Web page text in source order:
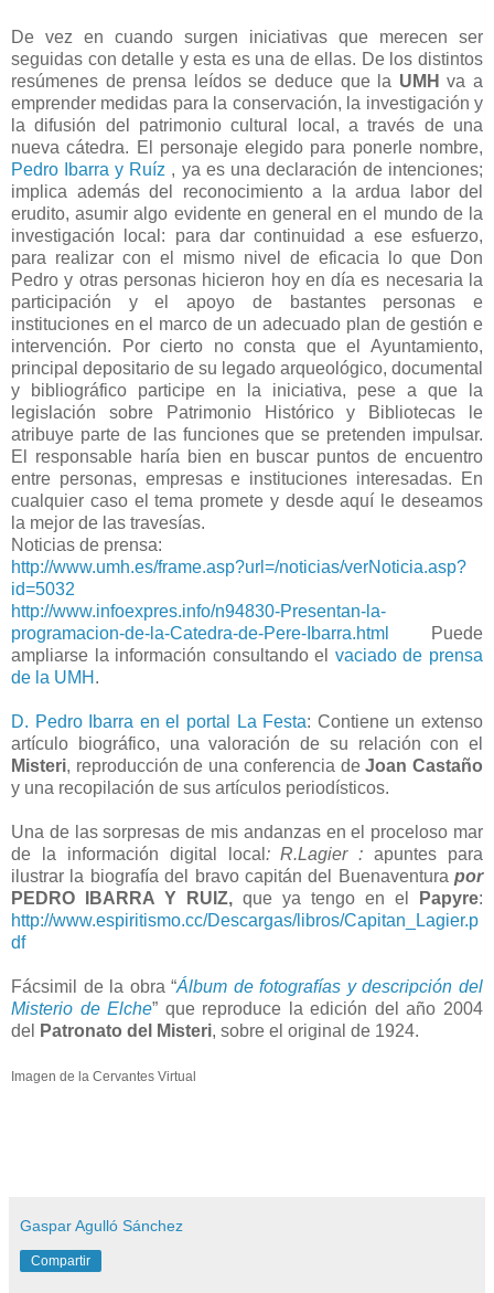
De vez en cuando surgen iniciativas que merecen ser
seguidas con detalle y esta es una de ellas. De los distintos
resúmenes de prensa leídos se deduce que la UMHva a
emprender medidas para la conservación, la investigación y
la difusión del patrimonio cultural local, a través de una
nueva cátedra. El personaje elegido para ponerle nombre,
Pedro Ibarra y Ruíz , ya es una declaración de intenciones;
implica además del reconocimiento a la ardua labor del
erudito, asumir algo evidente en general en el mundo de la
investigación local: para dar continuidad a ese esfuerzo,
para realizar con el mismo nivel de eficacia lo que Don
Pedro y otras personas hicieron hoy en día es necesaria la
participación y el apoyo de bastantes personas e
instituciones en el marco de un adecuado plan de gestión e
intervención. Por cierto no consta que el Ayuntamiento,
principal depositario de su legado arqueológico, documental
y bibliográfico participe en la iniciativa, pese a que la
legislación sobre Patrimonio Histórico y Bibliotecas le
atribuye parte de las funciones que se pretenden impulsar.
El responsable haría bien en buscar puntos de encuentro
entre personas, empresas e instituciones interesadas. En
cualquier caso el tema promete y desde aquí le deseamos
la mejor de las travesías.
Noticias de prensa:
http://www.umh.es/frame.asp?url=/noticias/verNoticia.asp?
id=5032
http://www.infoexpres.info/n94830-Presentan-la-
programacion-de-la-Catedra-de-Pere-Ibarra.html
Puede
ampliarse la información consultando el vaciado de prensa
de la UMH .
D. Pedro Ibarra en el portal La Festa: Contiene un extenso
artículo biográfico, una valoración de su relación con el
Misteri, reproducción de una conferencia deJoan Castaño
y una recopilación de sus artículos periodísticos.
Una de las sorpresas de mis andanzas en el proceloso mar
de la información digital local : R.Lagier :apuntes para
ilustrar la biografía del bravo capitán del Buenaventura por
PEDRO IBARRA Y RUIZ, que ya tengo en el Papyre:
http://www.espiritismo.cc/Descargas/libros/Capitan_Lagier.p
df
Fácsimil de la obra “Álbum de fotografías y descripción del
Misterio de Elche” que reproduce la edición del año 2004
del
Patronato del Misteri, sobre el original de 1924.
Imagen de la Cervantes Virtual
Gaspar Agulló Sánchez
Compartir